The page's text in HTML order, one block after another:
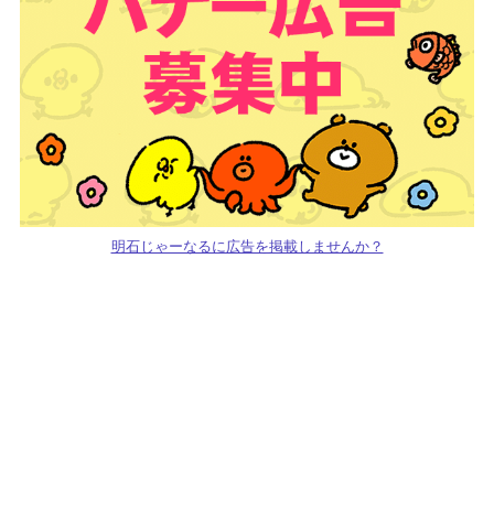
明石じゃーなるに広告を掲載しませんか？